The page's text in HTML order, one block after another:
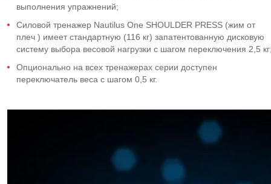
выполнения упражнений;
Силовой тренажер Nautilus One SHOULDER PRESS (жим от
плеч ) имеет стандартную (116 кг) запатентованную дисковую
систему выбора весовой нагрузки с шагом переключения 2,5
Опционально на всех тренажерах серии доступен
переключатель веса с шагом 0,5 кг.